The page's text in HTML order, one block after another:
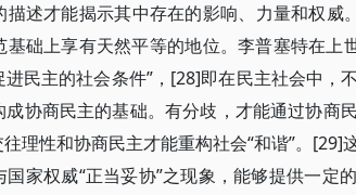
述才能揭示其中存在的影响、力量和权威
础上享有天然平等的地位。李普塞特在上
民主的社会条件”，[28]即在民主社会中，
协商民主的基础。有分歧，才能通过协商
理性和协商民主才能重构社会“和谐”。[29]
家权威“正当妥协”之现象，能够提供一定